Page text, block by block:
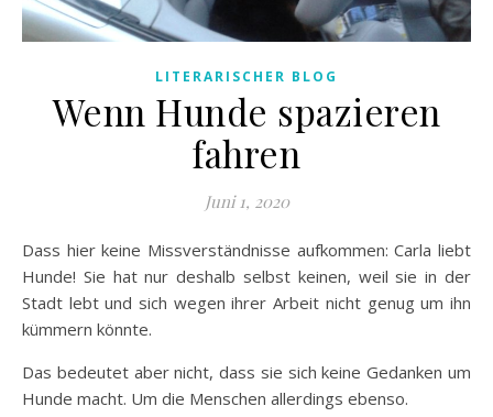
LITERARISCHER BLOG
Wenn Hunde spazieren
fahren
Juni 1, 2020
Dass hier keine Missverständnisse aufkommen: Carla liebt
Hunde! Sie hat nur deshalb selbst keinen, weil sie in der
Stadt lebt und sich wegen ihrer Arbeit nicht genug um ihn
kümmern könnte.
Das bedeutet aber nicht, dass sie sich keine Gedanken um
Hunde macht. Um die Menschen allerdings ebenso.